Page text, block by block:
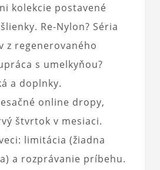
kolekcie postavené
Re-Nylon? Séria
z regenerovaného
s umelkyňou?
a doplnky.
online dropy,
štvrtok v mesiaci.
limitácia (žiadna
a rozprávanie príbehu.